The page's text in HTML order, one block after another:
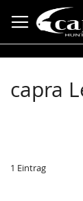
zum
Inhalt
capra
1 Eintrag